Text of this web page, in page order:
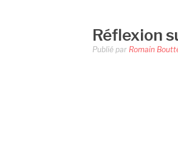
Réflexion
Publié par Romain